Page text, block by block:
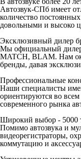
Автозвук-СПб имеет
количество
довольными и высоко
Эксклюзивный дилер
Мы официальный
MATCH, BLAM. Нам
бренды, давая
Профессиональные
Наши специалисты
ориентируются во
современного рынка
Широкий выбор - 5000
Помимо автозвука и
видеорегистраторы,
коммутацию и